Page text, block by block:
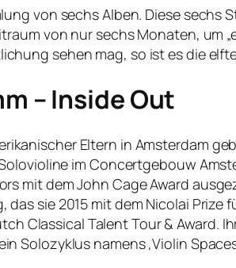
von sechs Alben. Diese
von nur sechs Monaten, um
sehen mag, so ist es die
– Inside Out
Eltern in Amsterdam
im Concertgebouw
mit dem John Cage Award
das sie 2015 mit dem Nicolai
Classical Talent Tour &
Solozyklus namens ‚Violin